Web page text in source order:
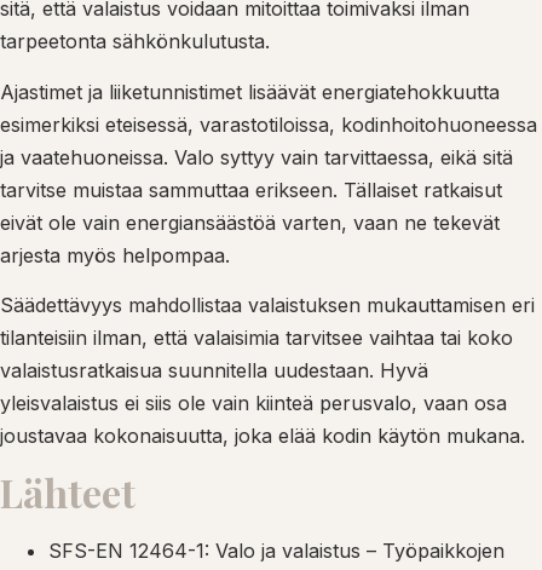
sitä, että valaistus voidaan mitoittaa toimivaksi ilman
tarpeetonta sähkönkulutusta.
Ajastimet ja liiketunnistimet lisäävät energiatehokkuutta
esimerkiksi eteisessä, varastotiloissa, kodinhoitohuoneessa
ja vaatehuoneissa. Valo syttyy vain tarvittaessa, eikä sitä
tarvitse muistaa sammuttaa erikseen. Tällaiset ratkaisut
eivät ole vain energiansäästöä varten, vaan ne tekevät
arjesta myös helpompaa.
Säädettävyys mahdollistaa valaistuksen mukauttamisen eri
tilanteisiin ilman, että valaisimia tarvitsee vaihtaa tai koko
valaistusratkaisua suunnitella uudestaan. Hyvä
yleisvalaistus ei siis ole vain kiinteä perusvalo, vaan osa
joustavaa kokonaisuutta, joka elää kodin käytön mukana.
Lähteet
SFS-EN 12464-1: Valo ja valaistus – Työpaikkojen